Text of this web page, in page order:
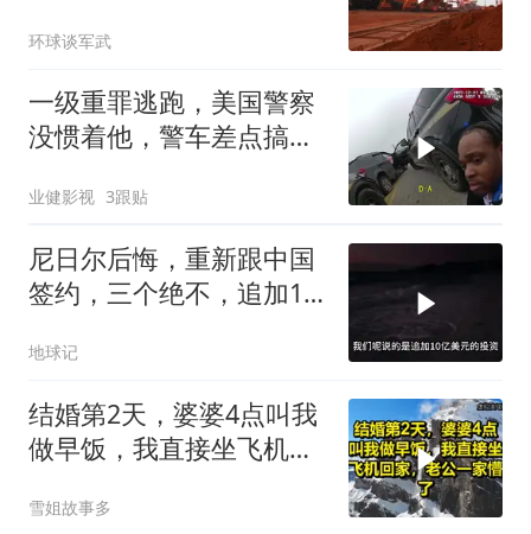
环球谈军武
一级重罪逃跑，美国警察
没惯着他，警车差点搞报
业健影视 3跟贴
尼日尔后悔，重新跟中国
签约，三个绝不，追加10
地球记
结婚第2天，婆婆4点叫我
做早饭，我直接坐飞机回
雪姐故事多